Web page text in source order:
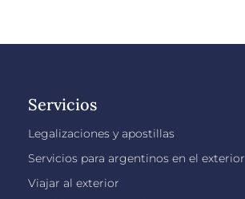
Servicios
Legalizaciones y apostillas
Servicios para argentinos en el exterior
Viajar al exterior